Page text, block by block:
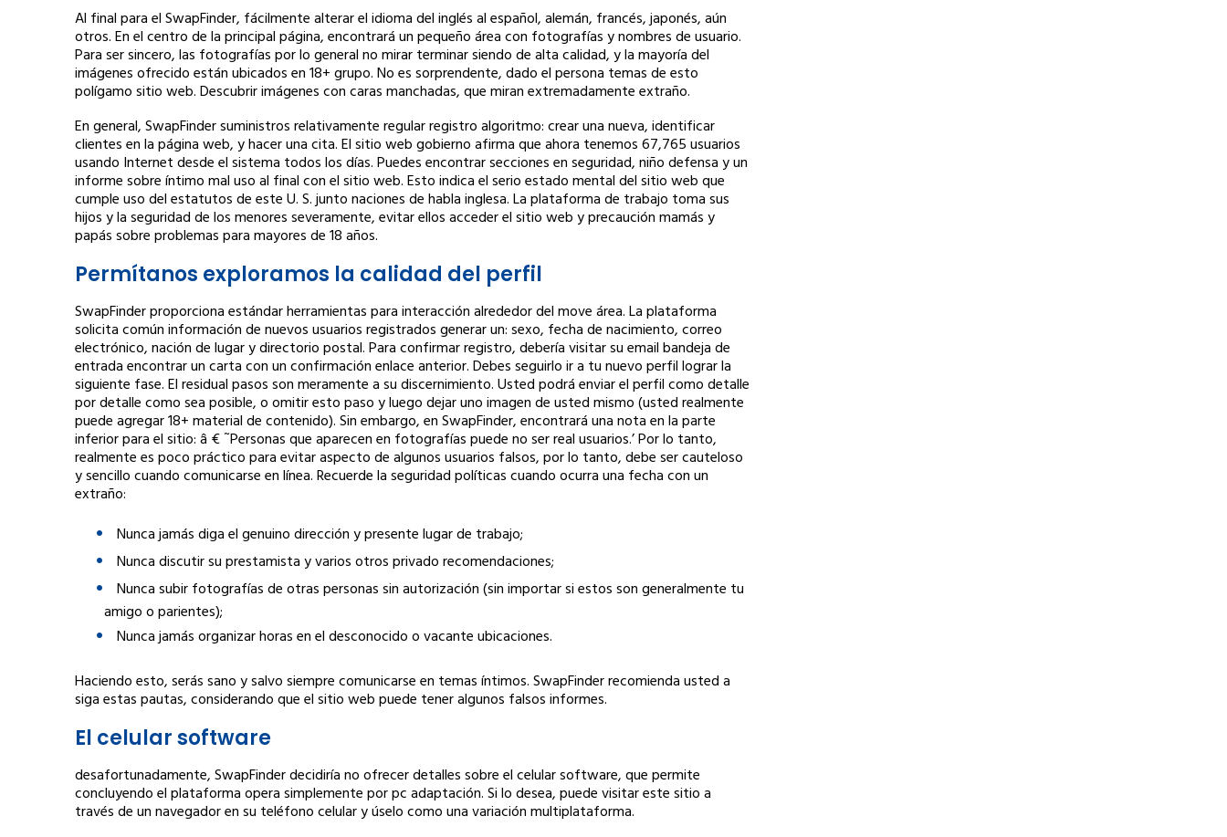
Al final para el SwapFinder, fácilmente alterar el idioma del inglés al español, alemán, francés, japonés, aún
otros. En el centro de la principal página, encontrará un pequeño área con fotografías y nombres de usuario.
Para ser sincero, las fotografías por lo general no mirar terminar siendo de alta calidad, y la mayoría del
imágenes ofrecido están ubicados en 18+ grupo. No es sorprendente, dado el persona temas de esto
polígamo sitio web. Descubrir imágenes con caras manchadas, que miran extremadamente extraño.
En general, SwapFinder suministros relativamente regular registro algoritmo: crear una nueva, identificar
clientes en la página web, y hacer una cita. El sitio web gobierno afirma que ahora tenemos 67,765 usuarios
usando Internet desde el sistema todos los días. Puedes encontrar secciones en seguridad, niño defensa y un
informe sobre íntimo mal uso al final con el sitio web. Esto indica el serio estado mental del sitio web que
cumple uso del estatutos de este U. S. junto naciones de habla inglesa. La plataforma de trabajo toma sus
hijos y la seguridad de los menores severamente, evitar ellos acceder el sitio web y precaución mamás y
papás sobre problemas para mayores de 18 años.
Permítanos exploramos la calidad del perfil
SwapFinder proporciona estándar herramientas para interacción alrededor del move área. La plataforma
solicita común información de nuevos usuarios registrados generar un: sexo, fecha de nacimiento, correo
electrónico, nación de lugar y directorio postal. Para confirmar registro, debería visitar su email bandeja de
entrada encontrar un carta con un confirmación enlace anterior. Debes seguirlo ir a tu nuevo perfil lograr la
siguiente fase. El residual pasos son meramente a su discernimiento. Usted podrá enviar el perfil como detalle
por detalle como sea posible, o omitir esto paso y luego dejar uno imagen de usted mismo (usted realmente
puede agregar 18+ material de contenido). Sin embargo, en SwapFinder, encontrará una nota en la parte
inferior para el sitio: â € ˜Personas que aparecen en fotografías puede no ser real usuarios.’ Por lo tanto,
realmente es poco práctico para evitar aspecto de algunos usuarios falsos, por lo tanto, debe ser cauteloso
y sencillo cuando comunicarse en línea. Recuerde la seguridad políticas cuando ocurra una fecha con un
extraño:
Nunca jamás diga el genuino dirección y presente lugar de trabajo;
Nunca discutir su prestamista y varios otros privado recomendaciones;
Nunca subir fotografías de otras personas sin autorización (sin importar si estos son generalmente tu
amigo o parientes);
Nunca jamás organizar horas en el desconocido o vacante ubicaciones.
Haciendo esto, serás sano y salvo siempre comunicarse en temas íntimos. SwapFinder recomienda usted a
siga estas pautas, considerando que el sitio web puede tener algunos falsos informes.
El celular software
desafortunadamente, SwapFinder decidiría no ofrecer detalles sobre el celular software, que permite
concluyendo el plataforma opera simplemente por pc adaptación. Si lo desea, puede visitar este sitio a
través de un navegador en su teléfono celular y úselo como una variación multiplataforma.